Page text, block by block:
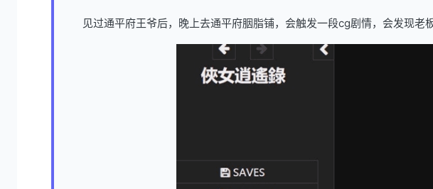
见过通平府王爷后，晚上去通平府胭脂铺，会触发一段cg剧情，会发现老